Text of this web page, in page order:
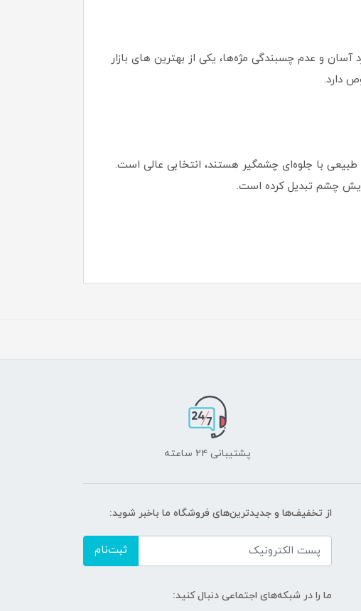
آسان و عدم چسبندگی مژه‌ها، یکی از بهترین های بازار
دارد.
با جلوه‌ای چشمگیر هستند، انتخابی عالی است.
چشم تبدیل کرده است.
پشتیبانی ۲۴ ساعته
از تخفیف‌ها و جدیدترین‌های فروشگاه ما باخبر شوید:
ثبت‌نام
ما را در شبکه‌های اجتماعی دنبال کنید: